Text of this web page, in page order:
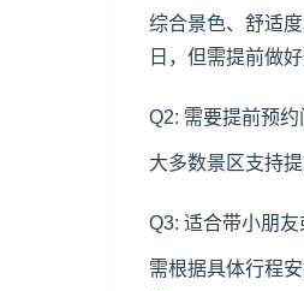
综合景色、舒适
日，但需提前做好
Q2: 需要提前预约
大多数景区支持
Q3: 适合带小朋友
需根据具体行程